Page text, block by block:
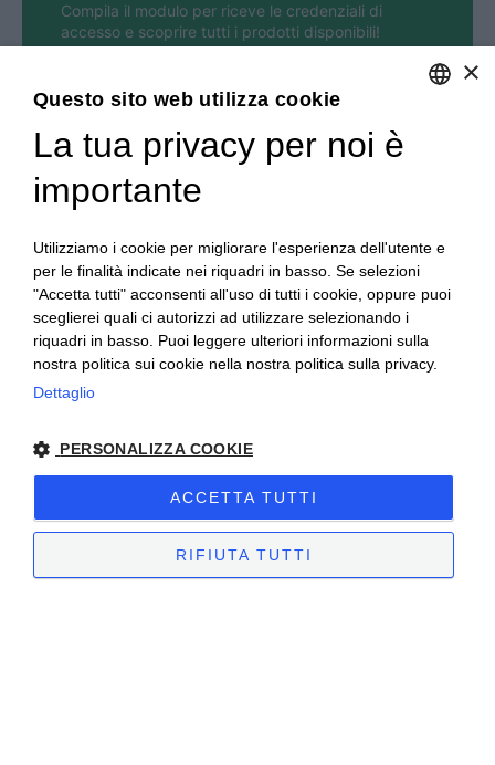
Compila il modulo per riceve le credenziali di
accesso e scoprire tutti i prodotti disponibili!
Contattaci per informazioni e necessità al numero
dueerre@dueerrecentallo.191.it
×
Questo sito web utilizza cookie
La tua privacy per noi è
importante
Utilizziamo i cookie per migliorare l'esperienza dell'utente e
per le finalità indicate nei riquadri in basso. Se selezioni
"Accetta tutti" acconsenti all'uso di tutti i cookie, oppure puoi
sceglierei quali ci autorizzi ad utilizzare selezionando i
riquadri in basso. Puoi leggere ulteriori informazioni sulla
nostra politica sui cookie nella nostra politica sulla privacy.
Dettaglio
PERSONALIZZA COOKIE
ACCETTA TUTTI
RIFIUTA TUTTI